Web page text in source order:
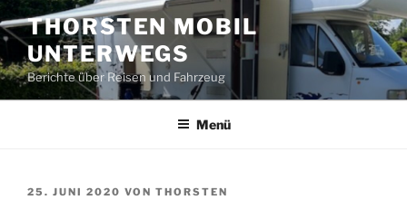
Zum
Inhalt
springen
THORSTEN MOBIL
UNTERWEGS
Berichte über Reisen und Fahrzeug
Menü
VERÖFFENTLICHT
25. JUNI 2020 VON THORSTEN